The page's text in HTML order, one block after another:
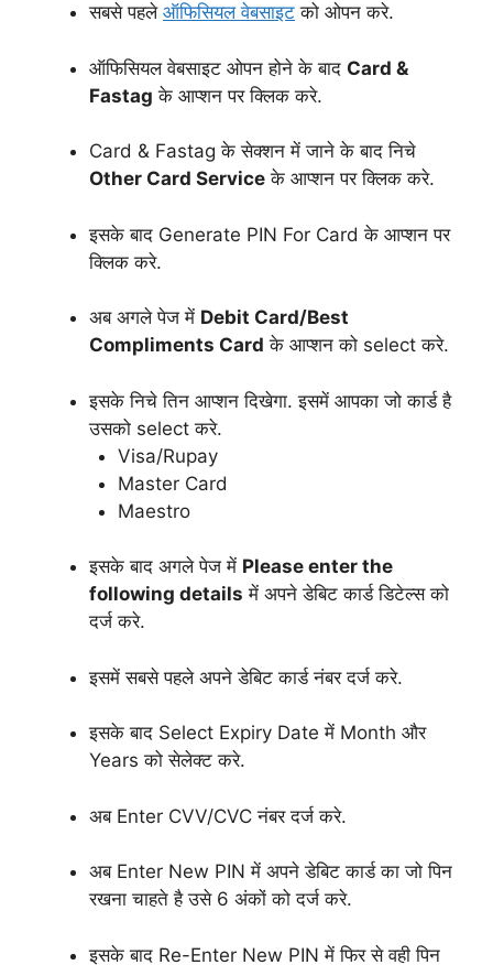
सबसे पहले ऑफिसियल वेबसाइट को ओपन करे.
ऑफिसियल वेबसाइट ओपन होने के बाद Card &
Fastag के आप्शन पर क्लिक करे.
Card & Fastag के सेक्शन में जाने के बाद निचे
Other Card Service के आप्शन पर क्लिक करे.
इसके बाद Generate PIN For Card के आप्शन पर
क्लिक करे.
अब अगले पेज में Debit Card/Best
Compliments Card के आप्शन को select करे.
इसके निचे तिन आप्शन दिखेगा. इसमें आपका जो कार्ड है
उसको select करे.
Visa/Rupay
Master Card
Maestro
इसके बाद अगले पेज में Please enter the
following details में अपने डेबिट कार्ड डिटेल्स को
दर्ज करे.
इसमें सबसे पहले अपने डेबिट कार्ड नंबर दर्ज करे.
इसके बाद Select Expiry Date में Month और
Years को सेलेक्ट करे.
अब Enter CVV/CVC नंबर दर्ज करे.
अब Enter New PIN में अपने डेबिट कार्ड का जो पिन
रखना चाहते है उसे 6 अंकों को दर्ज करे.
इसके बाद Re-Enter New PIN में फिर से वही पिन